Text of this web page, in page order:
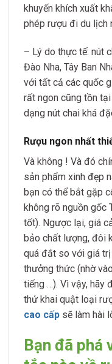
khuyến khích xuất
phép rượu đi du lịch
– Lý do thực tế: nút
Đào Nha, Tây Ban
với tất cả các quốc
rất ngon cũng tồn
dạng nút chai khá
Rượu ngon nhất
Và không ! Và đó
sản phẩm xinh đẹp
bạn có thể bắt gặp
không rõ nguồn gốc
tốt). Ngược lại, giá
bảo chất lượng, đôi
quá đắt so với giá
thưởng thức (nhờ
tiếng …). Vì vậy, hãy
thử khai quật loại
cao cấp sẽ làm hài
Bạn đã phá